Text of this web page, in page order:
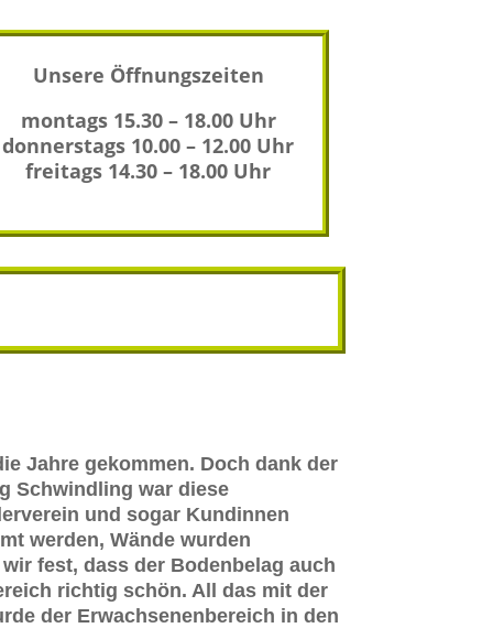
Unsere Öffnungszeiten
montags 15.30 – 18.00 Uhr
donnerstags 10.00 – 12.00 Uhr
freitags 14.30 – 18.00 Uhr
Jahre gekommen. Doch dank der
Schwindling war diese
und sogar Kundinnen
werden, Wände wurden
fest, dass der Bodenbelag auch
richtig schön. All das mit der
der Erwachsenenbereich in den